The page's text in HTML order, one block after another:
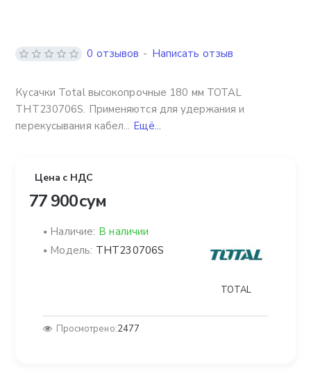
Кусачки Total высокопрочные 180 мм TOTAL
THT230706S. Применяются для удержания и
перекусывания кабел... Ещё...
0 отзывов - Написать отзыв
Цена с НДС
77 900 сум
Наличие: В наличии
Модель: THT230706S
TOTAL
Просмотрено:2477